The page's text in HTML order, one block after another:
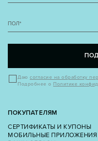
ПОЛ*
Даю согласие на обработку
Подробнее о Политике
ПОКУПАТЕЛЯМ
СЕРТИФИКАТЫ И КУПОНЫ
МОБИЛЬНЫЕ ПРИЛОЖЕНИЯ